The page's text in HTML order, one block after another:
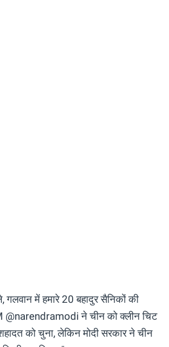
में हमारे 20 बहादुर सैनिकों की
@narendramodi ने चीन को क्लीन चिट
को चुना, लेकिन मोदी सरकार ने चीन